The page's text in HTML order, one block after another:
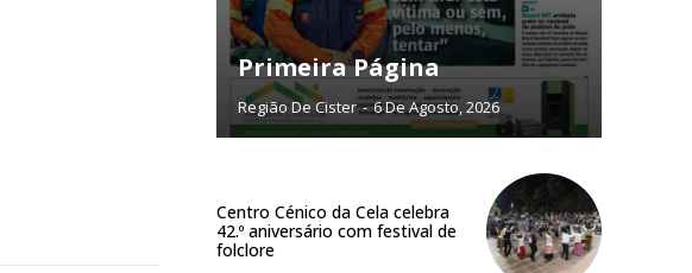
ASSINATURA
DIGITAL ANUAL
Acesso ao conteúdo online
Acesso aos conteúdos Exclusivos para
Primeira Página
Região De Cister - 6 De Agosto, 2026
Centro Cénico da Cela celebra
42.º aniversário com festival de
folclore